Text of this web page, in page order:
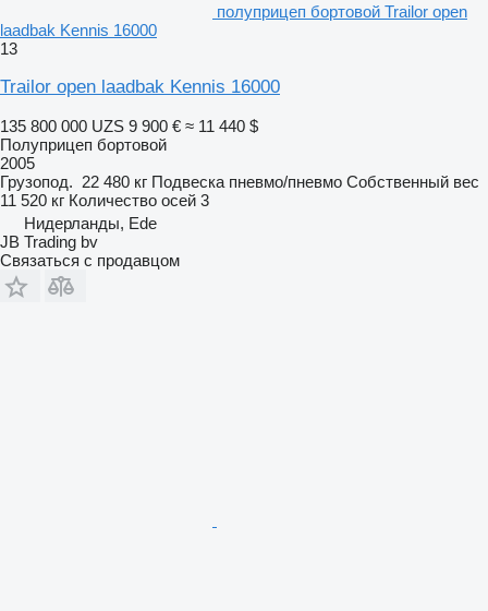
полуприцеп бортовой Trailor open
laadbak Kennis 16000
13
Trailor open laadbak Kennis 16000
135 800 000 UZS 9 900 € ≈ 11 440 $
Полуприцеп бортовой
2005
Грузопод. 22 480 кг Подвеска пневмо/пневмо Собственный вес
11 520 кг Количество осей 3
Нидерланды, Ede
JB Trading bv
Связаться с продавцом